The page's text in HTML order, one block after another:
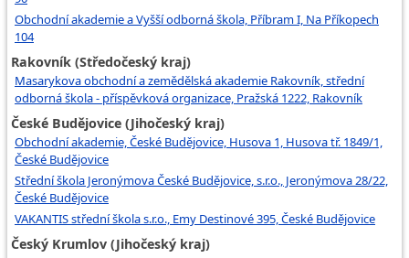
Obchodní akademie a Vyšší odborná škola, Příbram I, Na Příkopech
104
Rakovník (Středočeský kraj)
Masarykova obchodní a zemědělská akademie Rakovník, střední
odborná škola - příspěvková organizace, Pražská 1222, Rakovník
České Budějovice (Jihočeský kraj)
Obchodní akademie, České Budějovice, Husova 1, Husova tř. 1849/1,
České Budějovice
Střední škola Jeronýmova České Budějovice, s.r.o., Jeronýmova 28/22,
České Budějovice
VAKANTIS střední škola s.r.o., Emy Destinové 395, České Budějovice
Český Krumlov (Jihočeský kraj)